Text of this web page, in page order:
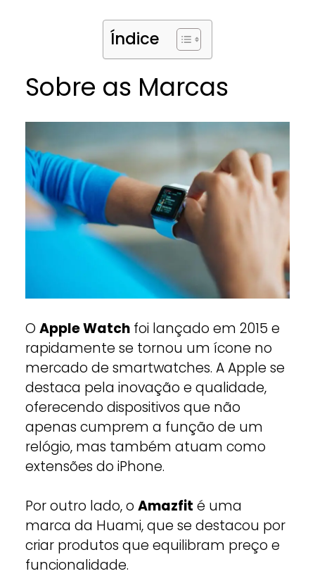
Índice
Sobre as Marcas
O Apple Watchfoi lançado em 2015 e
rapidamente se tornou um ícone no
mercado de smartwatches. A Apple se
destaca pela inovação e qualidade,
oferecendo dispositivos que não
apenas cumprem a função de um
relógio, mas também atuam como
extensões do iPhone.
Por outro lado, o Amazfit é uma
marca da Huami, que se destacou por
criar produtos que equilibram preço e
funcionalidade.